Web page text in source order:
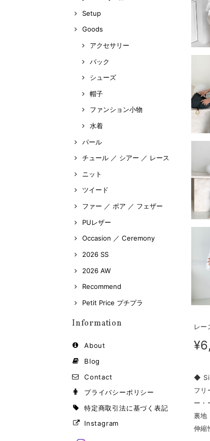
Setup
Goods
アクセサリー
バック
シューズ
帽子
ファンション小物
水着
パール
チュール ／ シアー ／ レース
ニット
ツイード
ファー ／ ボア ／ フェザー
PUレザー
Occasion ／ Ceremony
2026 SS
2026 AW
Recommend
Petit Price プチプラ
Information
About
Blog
Contact
プライバシーポリシー
特定商取引法に基づく表記
Instagram
レ
◆
フリ
ー・
裏地
伸縮